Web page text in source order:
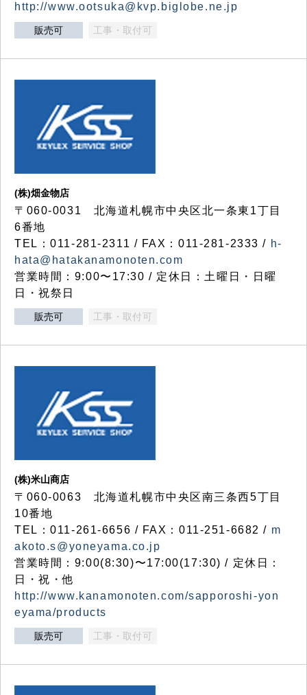
http://www.ootsuka@kvp.biglobe.ne.jp
販売可 工事・取付可
(株)畑金物店
〒060-0031 北海道札幌市中央区北一条東1丁目
6番地
TEL：011-281-2311 / FAX：011-281-2333 / h-
hata@hatakanamonoten.com
営業時間：9:00〜17:30 / 定休日：土曜日・日曜
日・祝祭日
販売可 工事・取付可
(株)米山商店
〒060-0063 北海道札幌市中央区南三条西5丁目
10番地
TEL：011-261-6656 / FAX：011-251-6682 / m
akoto.s@yoneyama.co.jp
営業時間：9:00(8:30)〜17:00(17:30) / 定休日：
日・祝・他
http://www.kanamonoten.com/sapporoshi-yon
eyama/products
販売可 工事・取付可